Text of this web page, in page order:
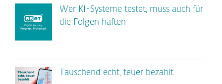
Wer KI-Systeme testet, muss auch für
die Folgen haften
Täuschend echt, teuer bezahlt